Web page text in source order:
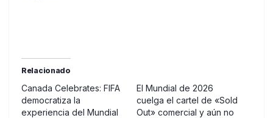
Relacionado
Canada Celebrates: FIFA
democratiza la
experiencia del Mundial
El Mundial de 2026
cuelga el cartel de «Sold
Out» comercial y aún no